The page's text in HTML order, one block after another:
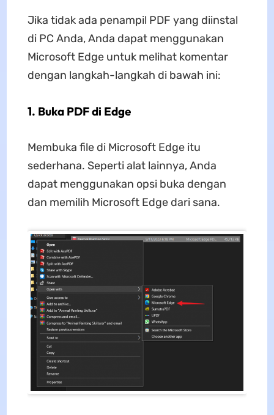
Jika tidak ada penampil PDF yang diinstal
di PC Anda, Anda dapat menggunakan
Microsoft Edge untuk melihat komentar
dengan langkah-langkah di bawah ini:
1. Buka PDF di Edge
Membuka file di Microsoft Edge itu
sederhana. Seperti alat lainnya, Anda
dapat menggunakan opsi buka dengan
dan memilih Microsoft Edge dari sana.